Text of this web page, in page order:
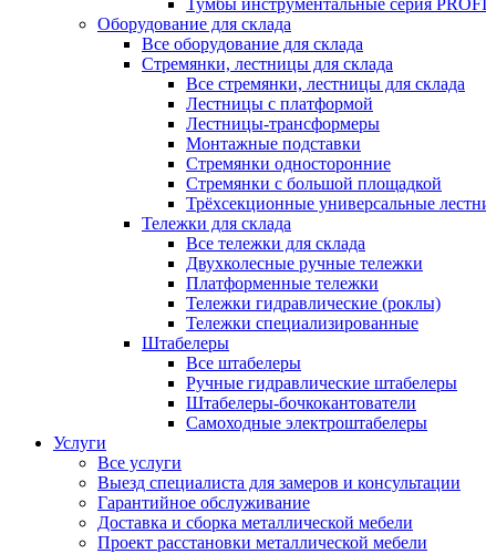
Тумбы инструментальные серия
Оборудование для склада
Все оборудование для склада
Стремянки, лестницы для склада
Все стремянки, лестницы для склада
Лестницы с платформой
Лестницы-трансформеры
Монтажные подставки
Стремянки односторонние
Стремянки с большой площадкой
Трёхсекционные универсальные
Тележки для склада
Все тележки для склада
Двухколесные ручные тележки
Платформенные тележки
Тележки гидравлические (роклы)
Тележки специализированные
Штабелеры
Все штабелеры
Ручные гидравлические штабелеры
Штабелеры-бочкокантователи
Самоходные электроштабелеры
Услуги
Все услуги
Выезд специалиста для замеров и консультации
Гарантийное обслуживание
Доставка и сборка металлической мебели
Проект расстановки металлической мебели